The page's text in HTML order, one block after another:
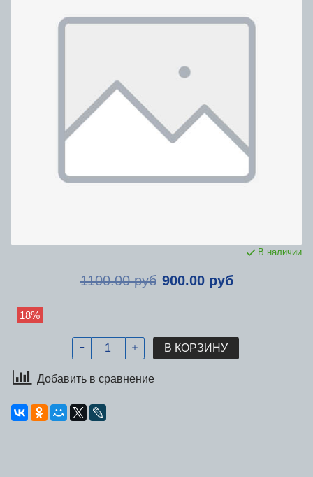
В наличии
1100.00 руб 900.00 руб
18%
В КОРЗИНУ
Добавить в сравнение